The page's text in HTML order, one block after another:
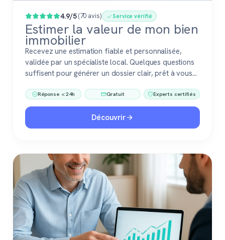
4.9/5(70 avis) Service vérifié
Estimer la valeur de mon bien
immobilier
Recevez une estimation fiable et personnalisée,
validée par un spécialiste local. Quelques questions
suffisent pour générer un dossier clair, prêt à vous
immobilier. Gratuit, sans engagement, 100 %
confiance.
Réponse < 24h Gratuit Experts certifiés
Découvrir